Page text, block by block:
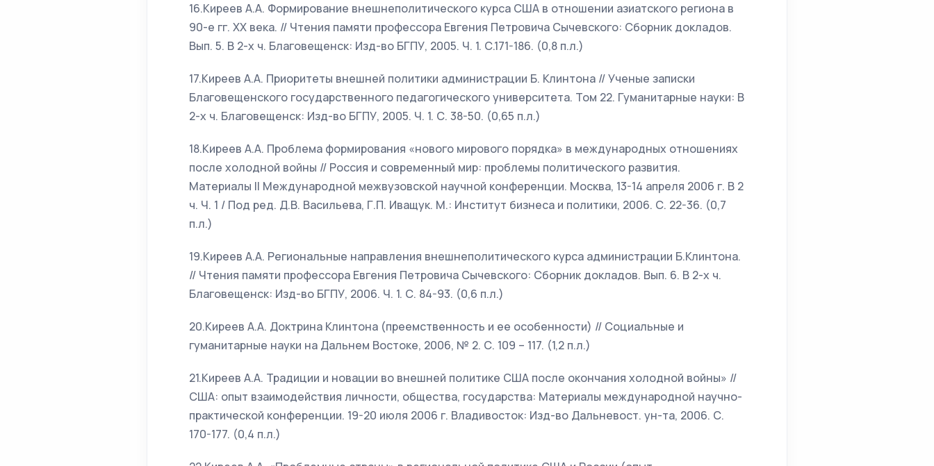
16.Киреев А.А. Формирование внешнеполитического курса США в отношении азиатского региона в
90-е гг. ХХ века. // Чтения памяти профессора Евгения Петровича Сычевского: Сборник докладов.
Вып. 5. В 2-х ч. Благовещенск: Изд-во БГПУ, 2005. Ч. 1. С.171-186. (0,8 п.л.)
17.Киреев А.А. Приоритеты внешней политики администрации Б. Клинтона // Ученые записки
Благовещенского государственного педагогического университета. Том 22. Гуманитарные науки: В
2-х ч. Благовещенск: Изд-во БГПУ, 2005. Ч. 1. С. 38-50. (0,65 п.л.)
18.Киреев А.А. Проблема формирования «нового мирового порядка» в международных отношениях
после холодной войны // Россия и современный мир: проблемы политического развития.
Материалы II Международной межвузовской научной конференции. Москва, 13-14 апреля 2006 г. В 2
ч. Ч. 1 / Под ред. Д.В. Васильева, Г.П. Иващук. М.: Институт бизнеса и политики, 2006. С. 22-36. (0,7
п.л.)
19.Киреев А.А. Региональные направления внешнеполитического курса администрации Б.Клинтона.
// Чтения памяти профессора Евгения Петровича Сычевского: Сборник докладов. Вып. 6. В 2-х ч.
Благовещенск: Изд-во БГПУ, 2006. Ч. 1. С. 84-93. (0,6 п.л.)
20.Киреев А.А. Доктрина Клинтона (преемственность и ее особенности) // Социальные и
гуманитарные науки на Дальнем Востоке, 2006, № 2. С. 109 – 117. (1,2 п.л.)
21.Киреев А.А. Традиции и новации во внешней политике США после окончания холодной войны» //
США: опыт взаимодействия личности, общества, государства: Материалы международной научно-
практической конференции. 19-20 июля 2006 г. Владивосток: Изд-во Дальневост. ун-та, 2006. С.
170-177. (0,4 п.л.)